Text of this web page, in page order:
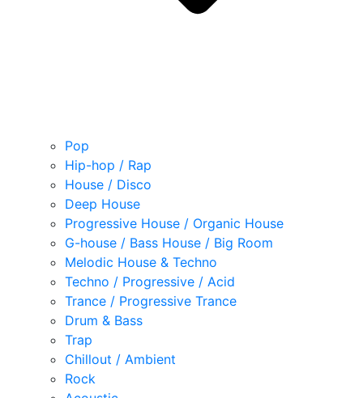
Pop
Hip-hop / Rap
House / Disco
Deep House
Progressive House / Organic House
G-house / Bass House / Big Room
Melodic House & Techno
Techno / Progressive / Acid
Trance / Progressive Trance
Drum & Bass
Trap
Chillout / Ambient
Rock